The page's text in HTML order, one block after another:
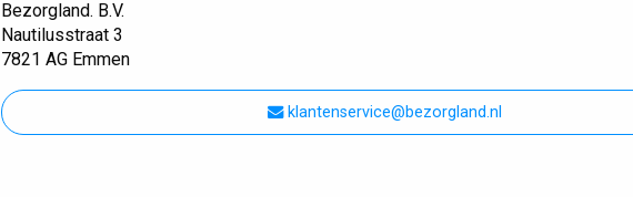
Bezorgland. B.V.
Nautilusstraat 3
7821 AG Emmen
klantenservice@bezorgland.nl